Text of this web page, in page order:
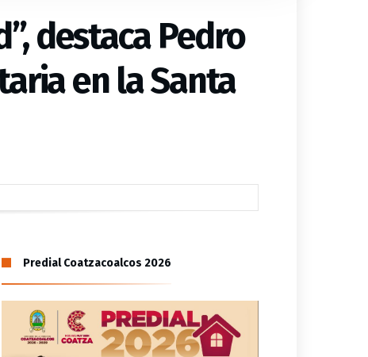
destaca Pedro
en la Santa
Predial Coatzacoalcos 2026